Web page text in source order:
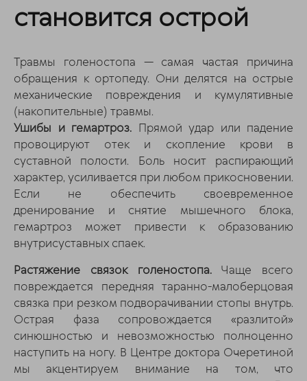
становится острой
Травмы голеностопа — самая частая причина
обращения к ортопеду. Они делятся на острые
механические повреждения и кумулятивные
(накопительные) травмы.
Ушибы и гемартроз. Прямой удар или падение
провоцируют отек и скопление крови в
суставной полости. Боль носит распирающий
характер, усиливается при любом прикосновении.
Если не обеспечить своевременное
дренирование и снятие мышечного блока,
гемартроз может привести к образованию
внутрисуставных спаек.
Растяжение связок голеностопа.Чаще всего
повреждается передняя таранно-малоберцовая
связка при резком подворачивании стопы внутрь.
Острая фаза сопровождается «разлитой»
синюшностью и невозможностью полноценно
наступить на ногу. В Центре доктора Очеретиной
мы акцентируем внимание на том, что